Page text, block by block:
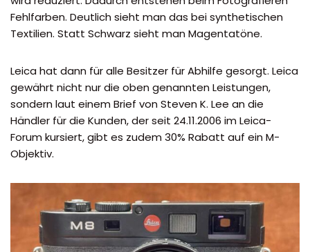
Fehlfarben. Deutlich sieht man das bei synthetischen
Textilien. Statt Schwarz sieht man Magentatöne.
Leica hat dann für alle Besitzer für Abhilfe gesorgt. Leica
gewährt nicht nur die oben genannten Leistungen,
sondern laut einem Brief von Steven K. Lee an die
Händler für die Kunden, der seit 24.11.2006 im Leica-
Forum kursiert, gibt es zudem 30% Rabatt auf ein M-
Objektiv.